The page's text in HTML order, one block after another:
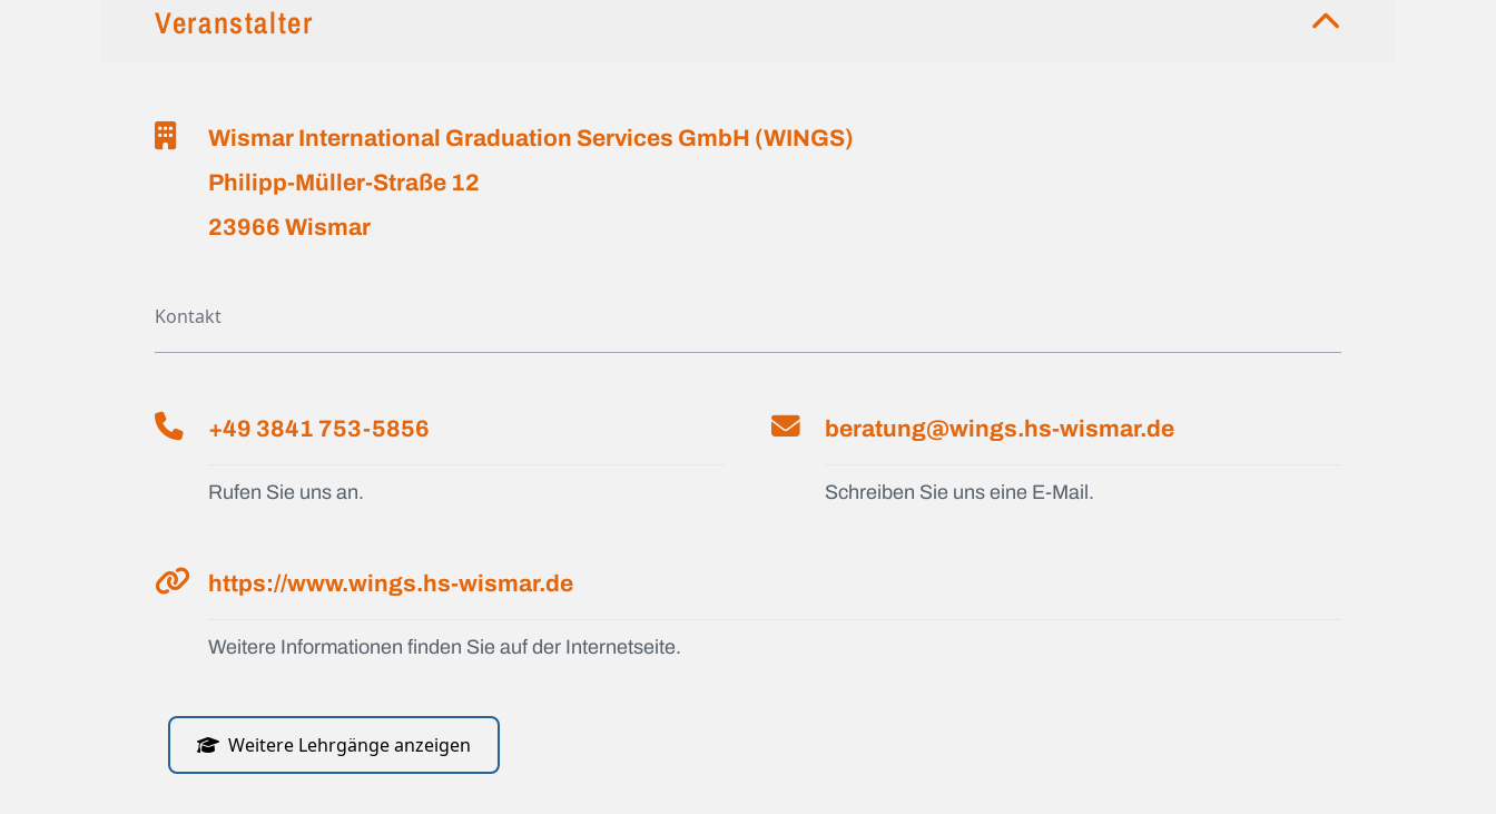
Veranstalter
Wismar International Graduation Services GmbH (WINGS)
Philipp-Müller-Straße 12
23966 Wismar
Kontakt
+49 3841 753-5856
Rufen Sie uns an.
beratung@wings.hs-wismar.de
Schreiben Sie uns eine E-Mail.
https://www.wings.hs-wismar.de
Weitere Informationen finden Sie auf der Internetseite.
Weitere Lehrgänge anzeigen